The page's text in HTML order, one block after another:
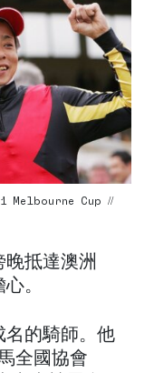
Melbourne Cup //
抵達澳洲
。
名的騎師。他
全國協會